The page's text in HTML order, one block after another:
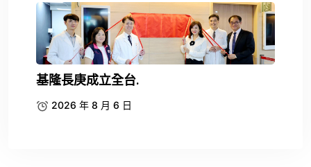
基隆長庚成立全台.
2026 年 8 月 6 日